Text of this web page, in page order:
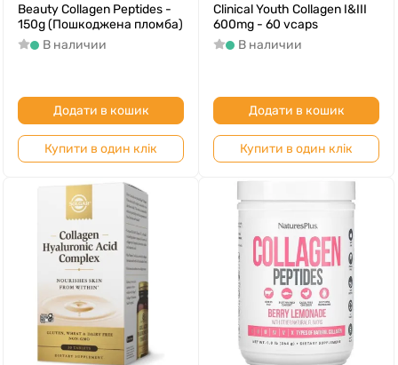
Beauty Collagen Peptides -
150g (Пошкоджена пломба)
В наличии
Додати в кошик
Купити в один клік
Clinical Youth Collagen I&III
600mg - 60 vcaps
В наличии
Додати в кошик
Купити в один клік